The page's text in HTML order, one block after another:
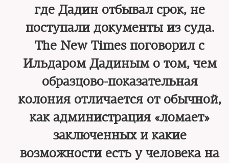
где Дадин отбывал срок, не
поступали документы из суда.
The New Times поговорил с
Ильдаром Дадиным о том, чем
образцово-показательная
колония отличается от обычной,
как администрация «ломает»
заключенных и какие
возможности есть у человека на